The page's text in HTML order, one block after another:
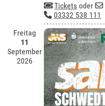
Tickets oder
03332 538 111
Freitag
11
September
2026